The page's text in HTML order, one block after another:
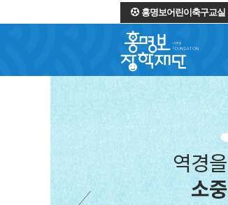
홍명보어린이축구교실
역경
소